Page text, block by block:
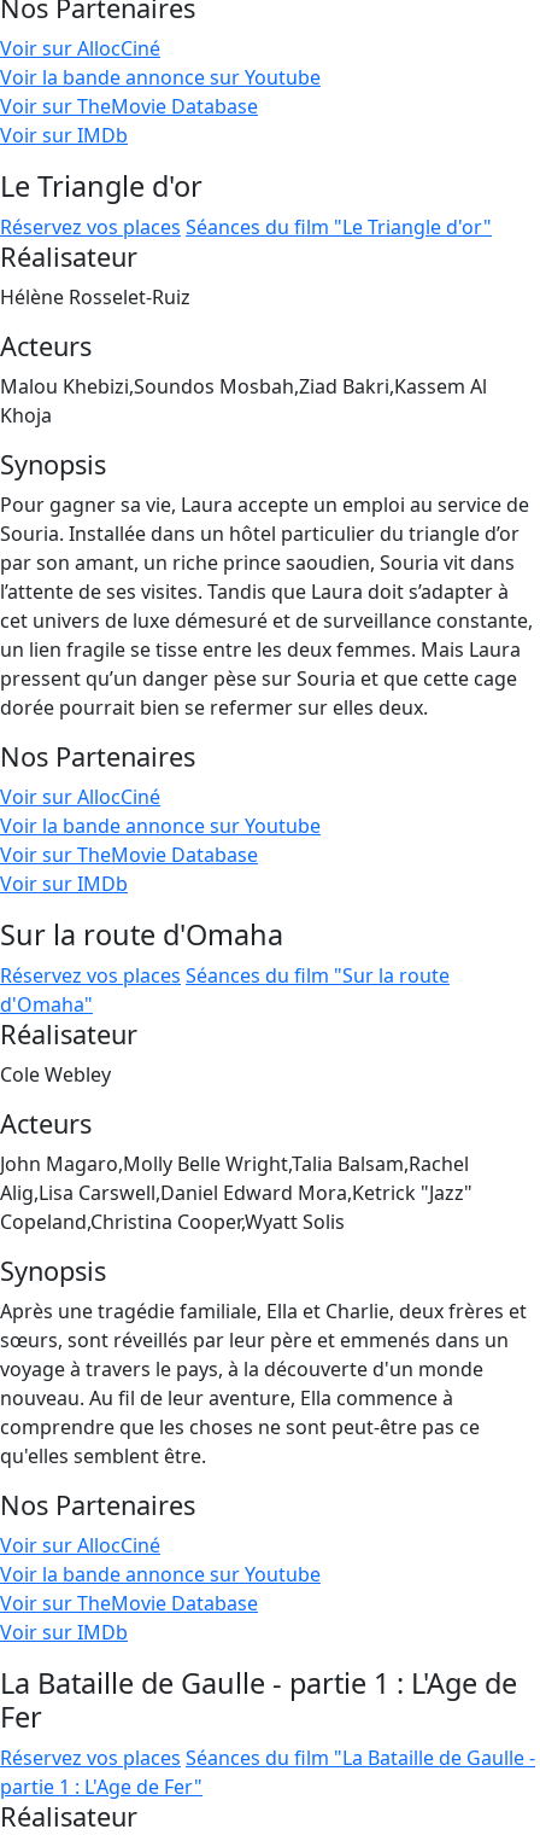
Nos Partenaires
Voir sur AllocCiné
Voir la bande annonce sur Youtube
Voir sur TheMovie Database
Voir sur IMDb
Le Triangle d'or
Réservez vos places Séances du film "Le Triangle d'or"
Réalisateur
Hélène Rosselet-Ruiz
Acteurs
Malou Khebizi,Soundos Mosbah,Ziad Bakri,Kassem Al
Khoja
Synopsis
Pour gagner sa vie, Laura accepte un emploi au service de
Souria. Installée dans un hôtel particulier du triangle d’or
par son amant, un riche prince saoudien, Souria vit dans
l’attente de ses visites. Tandis que Laura doit s’adapter à
cet univers de luxe démesuré et de surveillance constante,
un lien fragile se tisse entre les deux femmes. Mais Laura
pressent qu’un danger pèse sur Souria et que cette cage
dorée pourrait bien se refermer sur elles deux.
Nos Partenaires
Voir sur AllocCiné
Voir la bande annonce sur Youtube
Voir sur TheMovie Database
Voir sur IMDb
Sur la route d'Omaha
Réservez vos places Séances du film "Sur la route
d'Omaha"
Réalisateur
Cole Webley
Acteurs
John Magaro,Molly Belle Wright,Talia Balsam,Rachel
Alig,Lisa Carswell,Daniel Edward Mora,Ketrick "Jazz"
Copeland,Christina Cooper,Wyatt Solis
Synopsis
Après une tragédie familiale, Ella et Charlie, deux frères et
sœurs, sont réveillés par leur père et emmenés dans un
voyage à travers le pays, à la découverte d'un monde
nouveau. Au fil de leur aventure, Ella commence à
comprendre que les choses ne sont peut-être pas ce
qu'elles semblent être.
Nos Partenaires
Voir sur AllocCiné
Voir la bande annonce sur Youtube
Voir sur TheMovie Database
Voir sur IMDb
La Bataille de Gaulle - partie 1 : L'Age de
Fer
Réservez vos places Séances du film "La Bataille de Gaulle -
partie 1 : L'Age de Fer"
Réalisateur